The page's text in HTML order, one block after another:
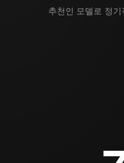
추천인 모델로 정기